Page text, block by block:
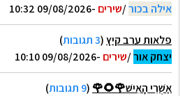
אילה בכור/שירים -09/08/2026 10:32
פלאות ערב קיץ(3 תגובות
)
יצחק אור/שירים -09/08/2026 10:10
אַשְׁרֵי הָאִישׁ🌹🌻🌹 (9 תגובות
)